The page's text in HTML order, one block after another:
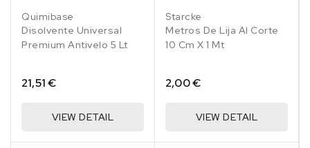
Quimibase
Disolvente Universal
Premium Antivelo 5 Lt
21,51 €
VIEW DETAIL
Starcke
Metros De Lija Al Corte
10 Cm X 1 Mt
2,00 €
VIEW DETAIL